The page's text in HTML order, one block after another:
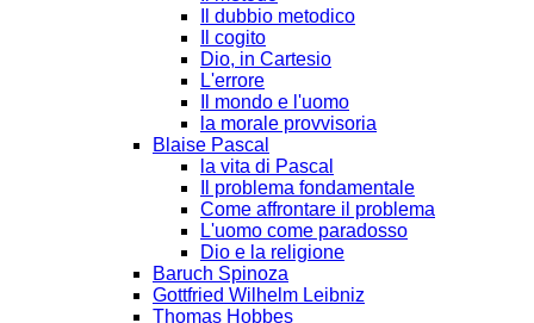
Il dubbio metodico
Il cogito
Dio, in Cartesio
L'errore
Il mondo e l'uomo
la morale provvisoria
Blaise Pascal
la vita di Pascal
Il problema fondamentale
Come affrontare il problema
L'uomo come paradosso
Dio e la religione
Baruch Spinoza
Gottfried Wilhelm Leibniz
Thomas Hobbes